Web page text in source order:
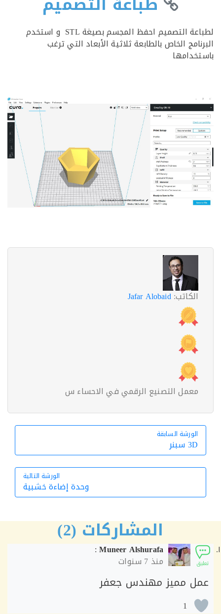
لطباعة التصميم احفظ المجسم بصيغة STL و استخدم
الخاص بالطابعة ثلاثية الأبعاد التي ترغب
الكاتب:Jafar Alobaid
معمل التصنيع الرقمي في الاحساء س
الورشة السابقة
الورشة السابقة
الورشة التالية
الورشة
وحدة إضاءة خشبية
المشاركات (2)
Muneer Alshurafa
:
منذ7 سنوات
مميز مهندس جعفر
1